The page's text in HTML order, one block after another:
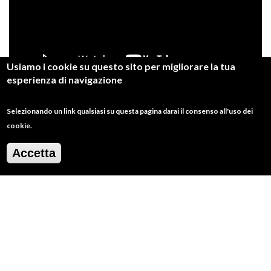
Usiamo i cookie su questo sito per migliorare la tua
esperienza di navigazione
Selezionando un link qualsiasi su questa pagina darai il consenso all'uso dei
cookie.
Accetta